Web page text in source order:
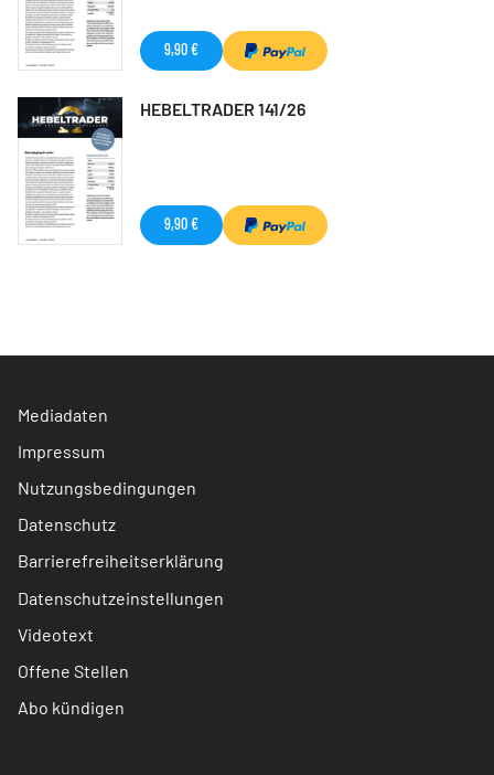
9,90 €
HEBELTRADER 141/26
9,90 €
Mediadaten
Impressum
Nutzungsbedingungen
Datenschutz
Barrierefreiheitserklärung
Datenschutzeinstellungen
Videotext
Offene Stellen
Abo kündigen